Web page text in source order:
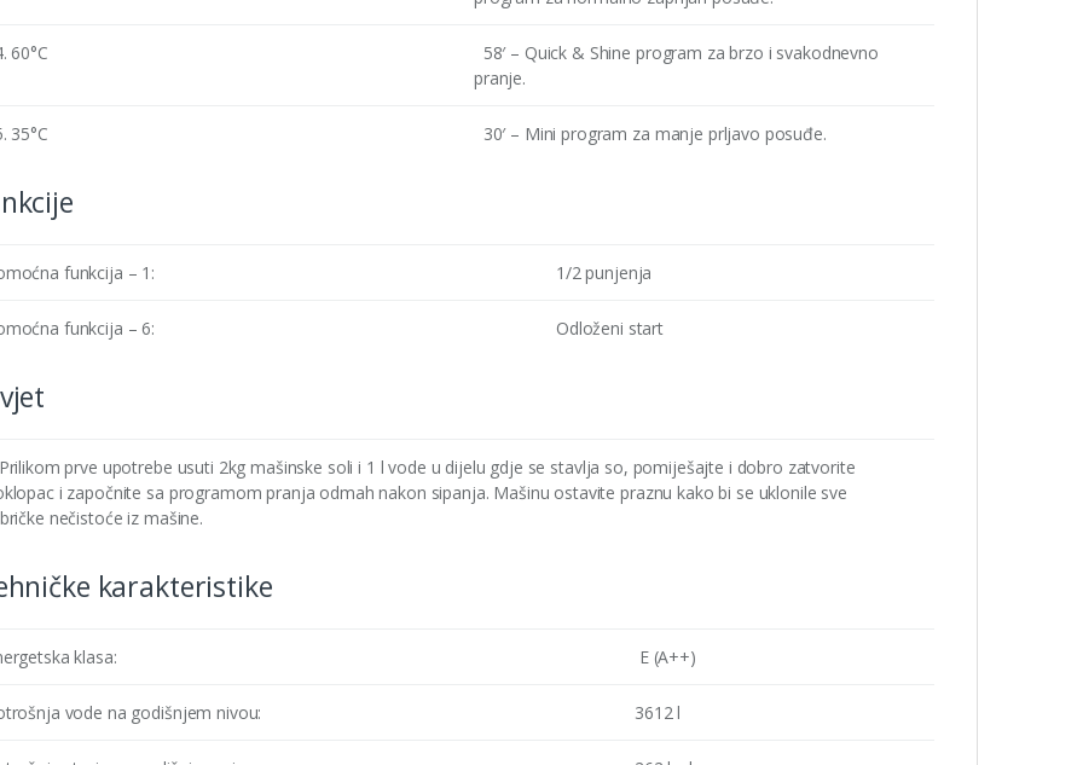
60°C
58′ – Quick & Shine program za brzo i svakodnevno
pranje.
35°C 30′ – Mini program za manje prljavo posuđe.
funkcija – 1: 1/2 punjenja
funkcija – 6: Odloženi start
prve upotrebe usuti 2kg mašinske soli i 1 l vode u dijelu gdje se stavlja so, pomiješajte i dobro zatvorite
i započnite sa programom pranja odmah nakon sipanja. Mašinu ostavite praznu kako bi se uklonile sve
nečistoće iz mašine.
karakteristike
klasa: E (A++)
vode na godišnjem nivou: 3612 l